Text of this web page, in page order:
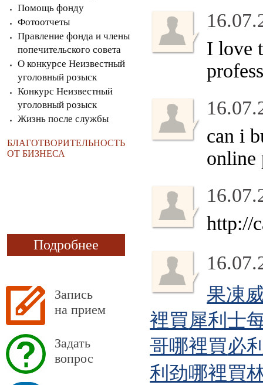
Помощь фонду
Фотоотчеты
Правление фонда и члены
попечительского совета
О конкурсе Неизвестный
уголовный розыск
Конкурс Неизвестный
уголовный розыск
Жизнь после службы
БЛАГОТВОРИТЕЛЬНОСТЬ
ОТ БИЗНЕСА
Подробнее
Запись
на прием
Задать
вопрос
I love
can i
online
http://
果凍
裡買犀利士
哥哪裡買必
利劲哪裡買